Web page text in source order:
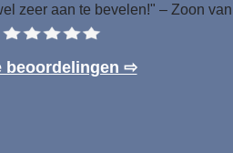
zeer aan te bevelen!" – Zoon van
beoordelingen ⇨